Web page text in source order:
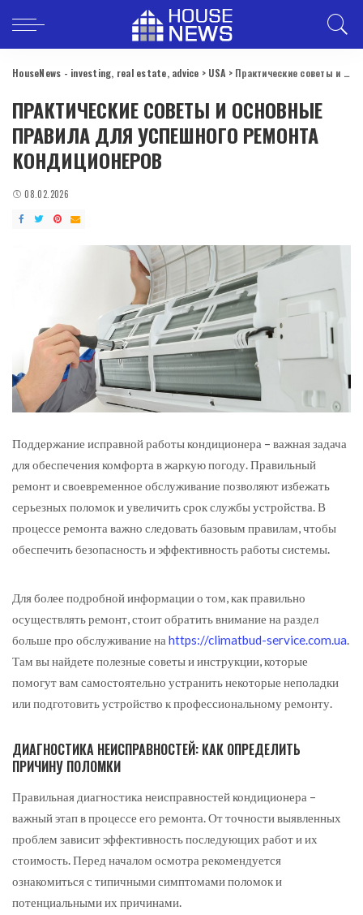
HouseNews - investing, real estate, advice > USA > Практические советы и основные правила для успешного ремонта кондиционеров
ПРАКТИЧЕСКИЕ СОВЕТЫ И ОСНОВНЫЕ
ПРАВИЛА ДЛЯ УСПЕШНОГО РЕМОНТА
КОНДИЦИОНЕРОВ
08.02.2026
Поддержание исправной работы кондиционера – важная задача
для обеспечения комфорта в жаркую погоду.Правильный
ремонт и своевременное обслуживание позволяют избежать
серьезных поломок и увеличить срок службы устройства. В
процессе ремонта важно следовать базовым правилам, чтобы
обеспечить безопасность и эффективность работы системы.
Для более подробной информации о том, как правильно
осуществлять ремонт, стоит обратить внимание на раздел
больше про обслуживание на https://climatbud-service.com.ua.
Там вы найдете полезные советы и инструкции, которые
помогут вам самостоятельно устранить некоторые неполадки
или подготовить устройство к профессиональному ремонту.
ДИАГНОСТИКА НЕИСПРАВНОСТЕЙ: КАК ОПРЕДЕЛИТЬ
ПРИЧИНУ ПОЛОМКИ
Правильная диагностика неисправностей кондиционера –
важный этап в процессе его ремонта. От точности выявленных
проблем зависит эффективность последующих работ и их
стоимость. Перед началом осмотра рекомендуется
ознакомиться с типичными симптомами поломок и
потенциальными их причинами.